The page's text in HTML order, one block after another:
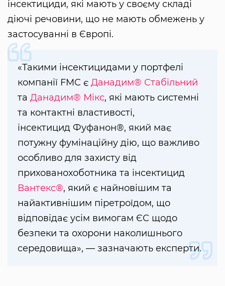
інсектициди, які мають у своєму складі
діючі речовини, що не мають обмежень у
застосуванні в Європі.
«Такими інсектицидами у портфелі
компанії FMC є Данадим® Стабільний
та Данадим® Мікс, які мають системні
та контактні властивості,
інсектицид Фуфанон®, який має
потужну фумінаційну дію, що важливо
особливо для захисту від
прихованохоботника та інсектицид
Вантекс®, який є найновішим та
найактивнішим піретроїдом, що
відповідає усім вимогам ЄС щодо
безпеки та охорони наколишнього
середовища», — зазначають експерти.